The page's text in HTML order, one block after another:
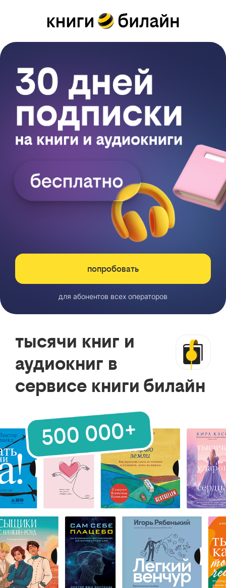
попробовать
для абонентов всех операторов
тысячи книг и
аудиокниг в
сервисе книги билайн